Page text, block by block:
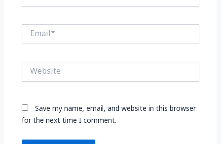
Email*
Website
Save my name, email, and website in this browser
for the next time I comment.